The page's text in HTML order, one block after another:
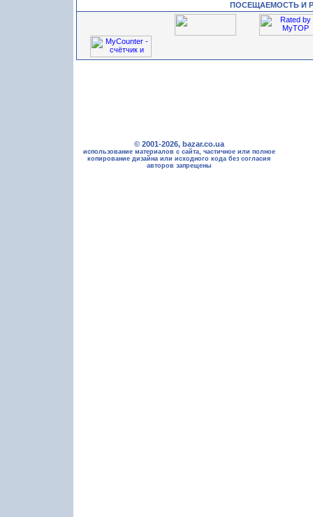
ПОСЕЩАЕМОСТЬ И
© 2001-2026, bazar.co.ua
использование материалов с сайта, частичное или полное
копирование дизайна или исходного кода без согласия
авторов запрещены